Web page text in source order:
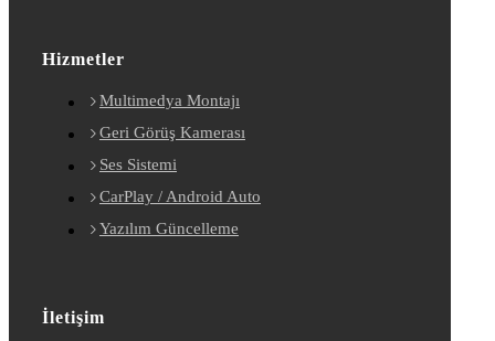
Hizmetler
Multimedya Montajı
Geri Görüş Kamerası
Ses Sistemi
CarPlay / Android Auto
Yazılım Güncelleme
İletişim